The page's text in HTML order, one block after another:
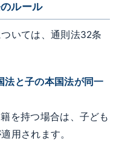
ルール
いては、通則法32条
と子の本国法が同一
を持つ場合は、子ども
用されます。